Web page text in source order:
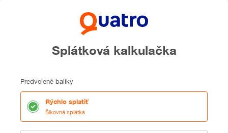
Splátková kalkulačka
Predvolené balíky
Rýchlo splatiť
Šikovná splátka